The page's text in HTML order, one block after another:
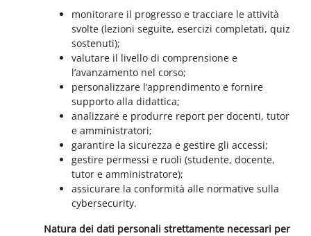
monitorare il progresso e tracciare le attività
svolte (lezioni seguite, esercizi completati, quiz
sostenuti);
valutare il livello di comprensione e
l’avanzamento nel corso;
personalizzare l’apprendimento e fornire
supporto alla didattica;
analizzare e produrre report per docenti, tutor
e amministratori;
garantire la sicurezza e gestire gli accessi;
gestire permessi e ruoli (studente, docente,
tutor e amministratore);
assicurare la conformità alle normative sulla
cybersecurity.
Natura dei dati personali strettamente necessari per